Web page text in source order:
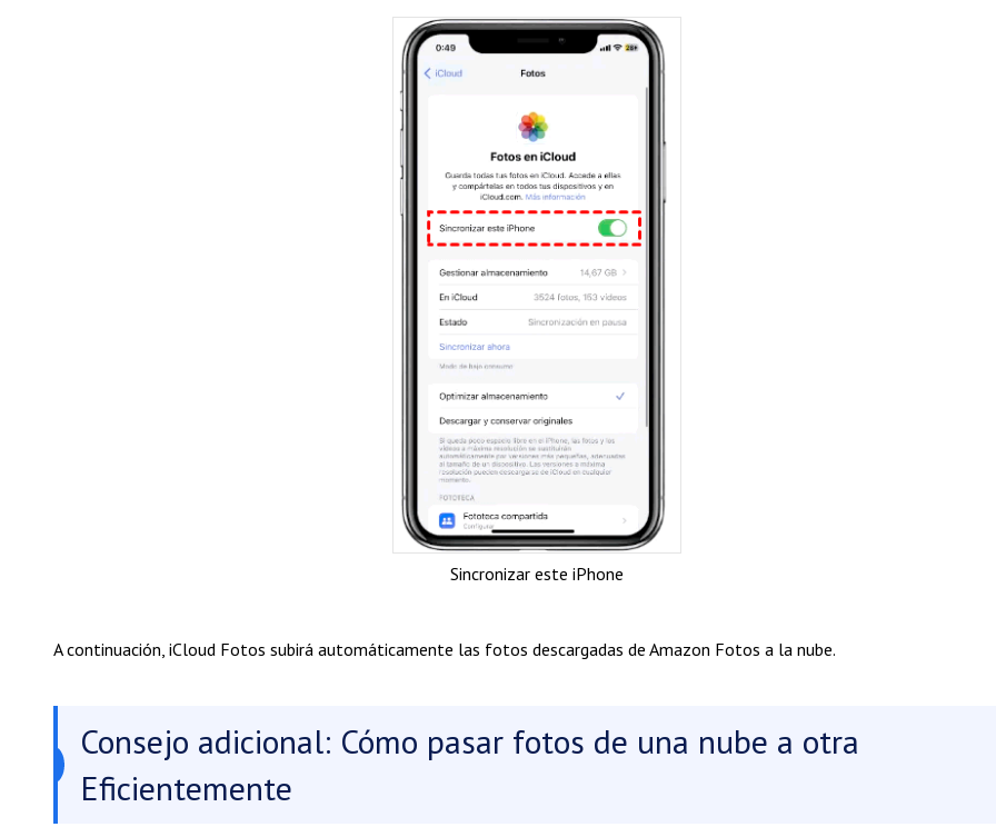
Sincronizar este iPhone
A continuación, iCloud Fotos subirá automáticamente las fotos descargadas de Amazon Fotos a la nube.
Consejo adicional: Cómo pasar fotos de una nube a otra
Eficientemente